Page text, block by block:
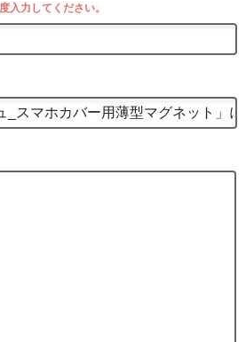
入力してください。